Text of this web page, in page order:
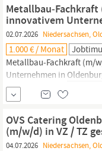
Oberarzt
innovativem
02.07.2026 Niedersachsen,
1.000 € / Monat
Metallbau‑Fachkraft (m/
Unternehmen in
führenden Spezialisten für
Gastronomieeinrichtungen
(m/w/d) im Raum
und realisiert individuelle
OVS Catering
(m/w/d) in VZ / TZ
04.07.2026 Niedersachsen,